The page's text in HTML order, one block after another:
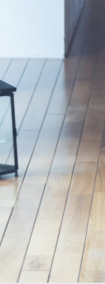
クリニックにつ
診療について
出産について
入院について
ケアサポート
外来予約